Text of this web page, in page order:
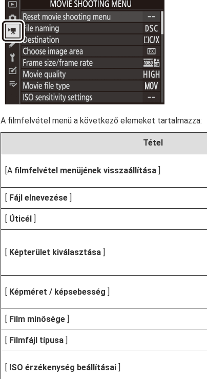
A filmfelvétel menü a következő elemeket tartalmazza:
Tétel
[A filmfelvétel menüjének visszaállítása ]
[ Fájl elnevezése ]
[ Úticél ]
[ Képterület kiválasztása ]
[ Képméret / képsebesség ]
[ Film minősége ]
[ Filmfájl típusa ]
[ ISO érzékenység beállításai ]